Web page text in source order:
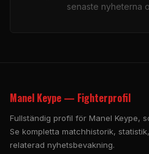
senaste nyheterna
Manel Keype — Fighterprofil
Fullständig profil för Manel Keype,
Se kompletta matchhistorik,
relaterad nyhetsbevakning.